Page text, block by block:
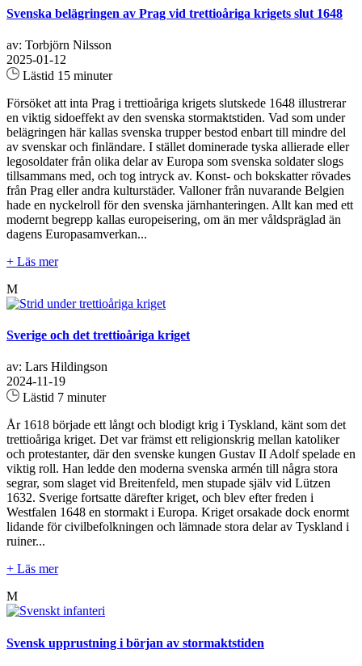
Svenska belägringen av Prag vid trettioåriga krigets slut 1648
av: Torbjörn Nilsson
2025-01-12
Lästid 15 minuter
Försöket att inta Prag i trettioåriga krigets slutskede 1648 illustrerar
en viktig sidoeffekt av den svenska stormaktstiden. Vad som under
belägringen här kallas svenska trupper bestod enbart till mindre del
av svenskar och finländare. I stället dominerade tyska allierade eller
legosoldater från olika delar av Europa som svenska soldater slogs
tillsammans med, och tog intryck av. Konst- och bokskatter rövades
från Prag eller andra kulturstäder. Valloner från nuvarande Belgien
hade en nyckelroll för den svenska järnhanteringen. Allt kan med ett
modernt begrepp kallas europeisering, om än mer våldspräglad än
dagens Europasamverkan...
+ Läs mer
M
Sverige och det trettioåriga kriget
av: Lars Hildingson
2024-11-19
Lästid 7 minuter
År 1618 började ett långt och blodigt krig i Tyskland, känt som det
trettioåriga kriget. Det var främst ett religionskrig mellan katoliker
och protestanter, där den svenske kungen Gustav II Adolf spelade en
viktig roll. Han ledde den moderna svenska armén till några stora
segrar, som slaget vid Breitenfeld, men stupade själv vid Lützen
1632. Sverige fortsatte därefter kriget, och blev efter freden i
Westfalen 1648 en stormakt i Europa. Kriget orsakade dock enormt
lidande för civilbefolkningen och lämnade stora delar av Tyskland i
ruiner...
+ Läs mer
M
Svensk upprustning i början av stormaktstiden